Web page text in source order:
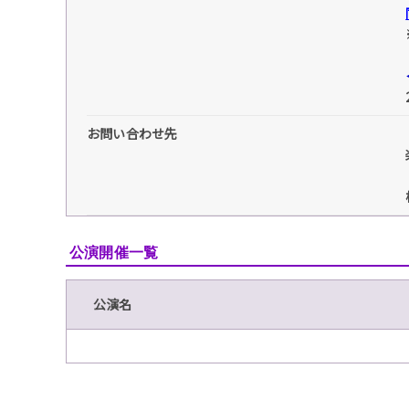
お問い合わせ先
公演開催一覧
公演名